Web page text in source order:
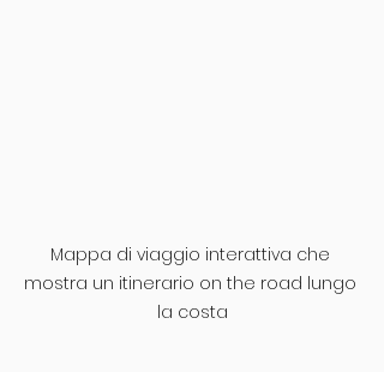
Mappa di viaggio interattiva che
mostra un itinerario on the road lungo
la costa